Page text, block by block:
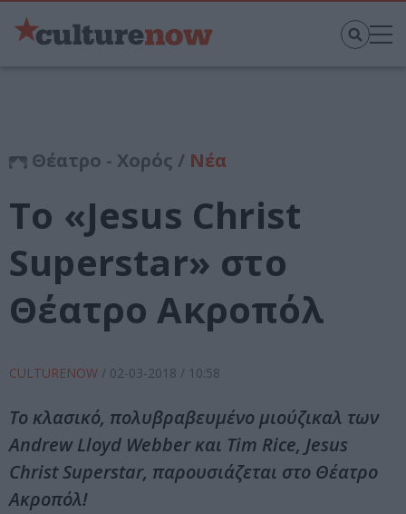
Θέατρο - Χορός / Νέα
Το «Jesus Christ
Superstar» στο
Θέατρο Ακροπόλ
CULTURENOW / 02-03-2018 / 10:58
Το κλασικό, πολυβραβευμένο μιούζικαλ των
Andrew Lloyd Webber και Tim Rice, Jesus
Christ Superstar, παρουσιάζεται στο Θέατρο
Ακροπόλ!